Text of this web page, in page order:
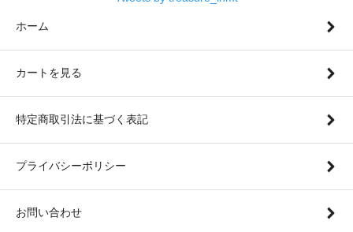
ホーム
カートを見る
特定商取引法に基づく表記
プライバシーポリシー
お問い合わせ